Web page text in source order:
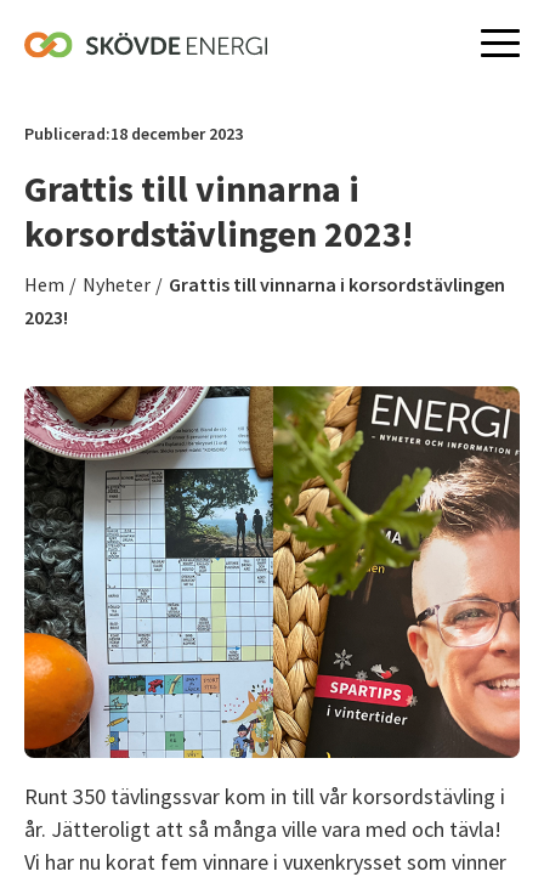
Publicerad:18 december 2023
Grattis till vinnarna i
korsordstävlingen 2023!
Hem / Nyheter / Grattis till vinnarna i korsordstävlingen
2023!
Runt 350 tävlingssvar kom in till vår korsordstävling i
år. Jätteroligt att så många ville vara med och tävla!
Vi har nu korat fem vinnare i vuxenkrysset som vinner